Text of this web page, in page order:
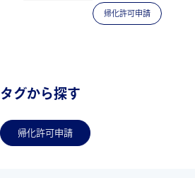
帰化許可申請
タグから探す
帰化許可申請